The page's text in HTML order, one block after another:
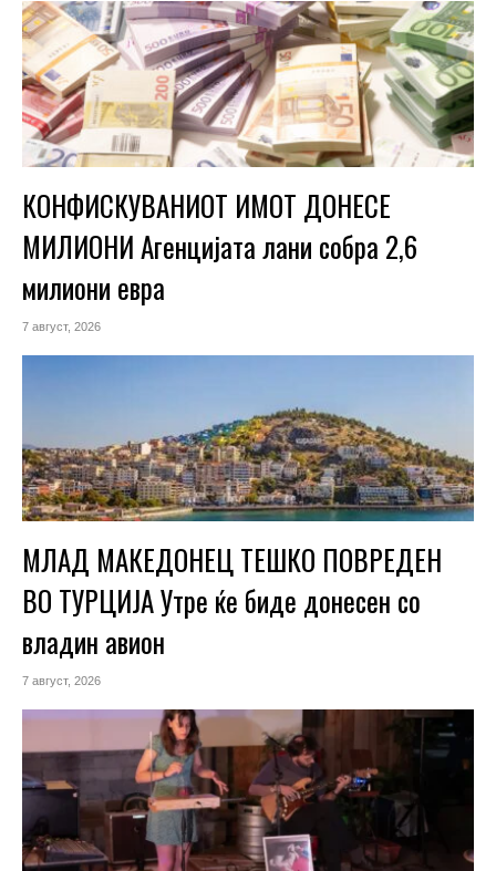
КОНФИСКУВАНИОТ ИМОТ ДОНЕСЕ
МИЛИОНИ Агенцијата лани собра 2,6
милиони евра
7 август, 2026
МЛАД МАКЕДОНЕЦ ТЕШКО ПОВРЕДЕН
ВО ТУРЦИЈА Утре ќе биде донесен со
владин авион
7 август, 2026